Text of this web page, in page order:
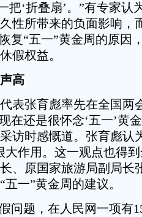
‘折叠扇’。”有专家认
性所带来的负面影响，
复“五一”黄金周的原因
假权益。
高
张育彪率先在全国两
在还是很怀念‘五一’黄
访时感慨道。张育彪认
大作用。这一观点也得
、原国家旅游局副局长
一”黄金周的建议。
题，在人民网一项有